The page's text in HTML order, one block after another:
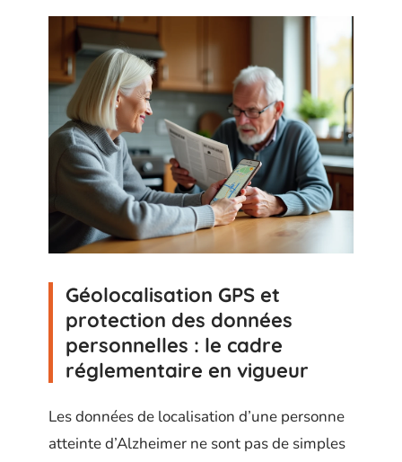
Géolocalisation GPS et
protection des données
personnelles : le cadre
réglementaire en vigueur
Les données de localisation d’une personne
atteinte d’Alzheimer ne sont pas de simples